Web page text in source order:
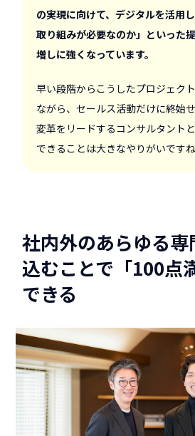
の実現に向けて、デジタルを活用
取り組みが必要なのか」といった
増しに強くなっています。
早い段階からこうしたプロジェク
ながら、セールス活動だけに終始
変革をリードするコンサルタント
できることは大きなやりがいですね
社内外のあらゆる専
込むことで「100点
できる